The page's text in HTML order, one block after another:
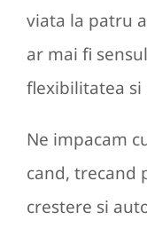
viata la patru
ar mai fi
flexibilitatea si
Ne impacam
cand, trecand
crestere si